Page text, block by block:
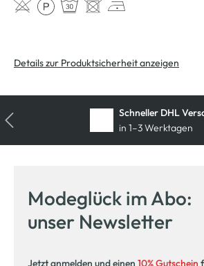
Details zur Produktsicherheit anzeigen
Schneller DHL
in 1–3 Werktagen
Kostenlose
in Ihre Wunschfiliale
Modeglück im Abo:
unser Newsletter
Jetzt anmelden und einen 10% Gutschein